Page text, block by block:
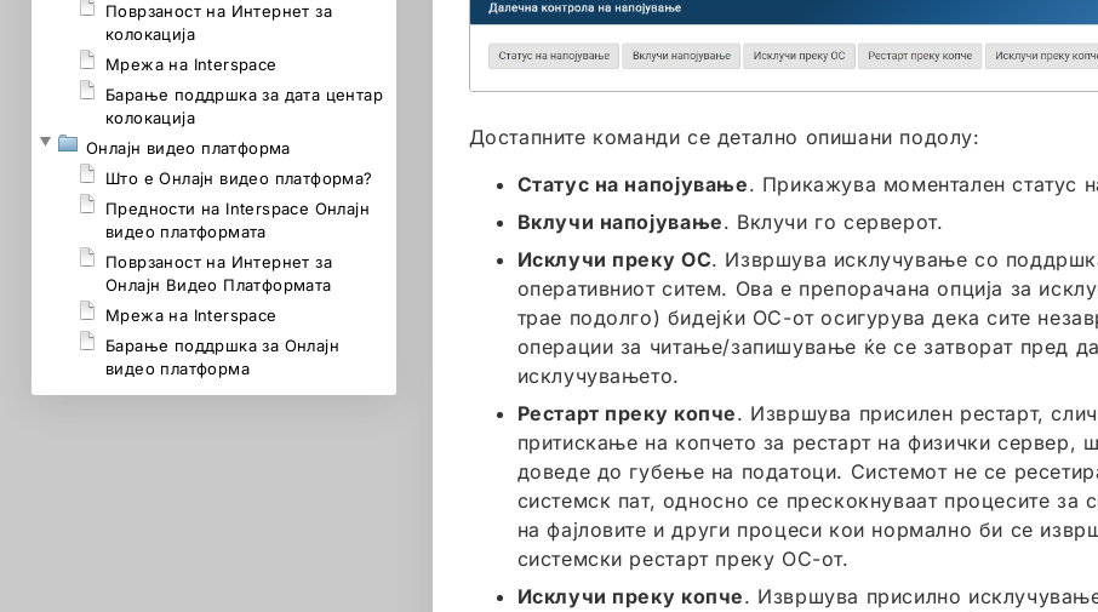
Поврзаност на Интернет за
колокација
Мрежа на Interspace
Барање поддршка за дата центар
колокација
Онлајн видео платформа
Што е Онлајн видео платформа?
Предности на Interspace Онлајн
видео платформата
Поврзаност на Интернет за
Онлајн Видео Платформата
Мрежа на Interspace
Барање поддршка за Онлајн
видео платформа
Достапните команди се детално опишани подолу:
Статус на напојување. Прикажува моментален статус
Вклучи напојување. Вклучи го серверот.
Исклучи преку ОС. Извршува исклучување со
оперативниот ситем. Ова е препорачана опција за
трае подолго) бидејќи ОС-от осигурува дека сите
операции за читање/запишување ќе се затворат пред
исклучувањето.
Рестарт преку копче. Извршува присилен рестарт,
притискање на копчето за рестарт на физички сервер,
доведе до губење на податоци. Системот не се
системск пат, односно се прескокнуваат процесите за
на фајловите и други процеси кои нормално би се
системски рестарт преку ОС-от.
Исклучи преку копче. Извршува присилно